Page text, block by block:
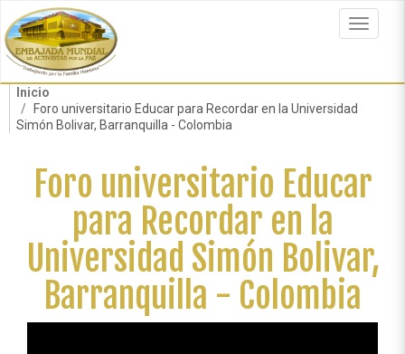
al
contenido
principal
Toggle
Inicio
Foro universitario Educar para Recordar en la Universidad
Simón Bolivar, Barranquilla - Colombia
Foro universitario Educar
para Recordar en la
Universidad Simón Bolivar,
Barranquilla - Colombia